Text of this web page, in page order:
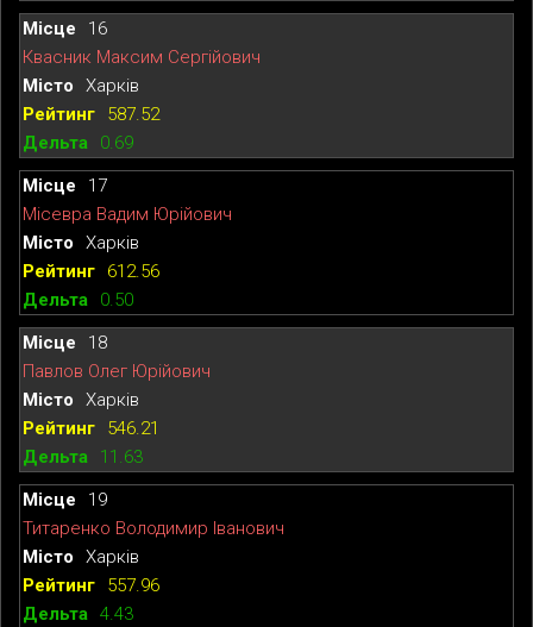
16
Квасник Максим Сергійович
Харків
587.52
0.69
17
Місевра Вадим Юрійович
Харків
612.56
0.50
18
Павлов Олег Юрійович
Харків
546.21
11.63
19
Титаренко Володимир Іванович
Харків
557.96
4.43